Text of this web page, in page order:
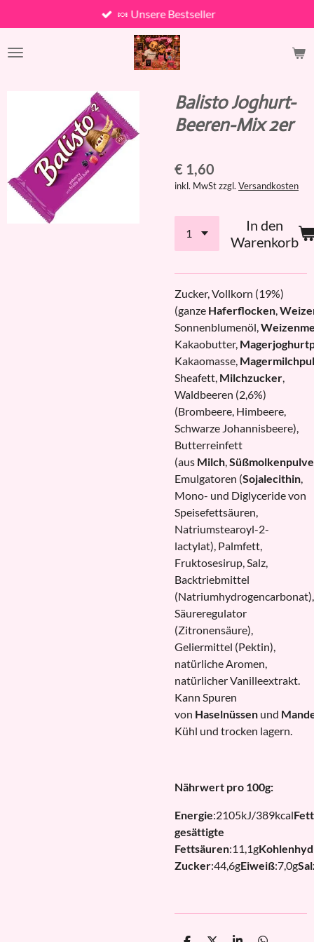
Hauptinhalt
springen
🍬 Unsere Bestseller
Balisto Joghurt-
Beeren-Mix 2er
€ 1,60
inkl. MwSt zzgl. Versandkosten
In den
Warenkorb
Zucker, Vollkorn (19%)
(ganze Haferflocken,
Sonnenblumenöl,
Kakaobutter,
Kakaomasse,
Sheafett, Milchzucker,
Waldbeeren (2,6%)
(Brombeere, Himbeere,
Schwarze Johannisbeere),
Butterreinfett
(aus Milch,
Emulgatoren (Sojalecithin,
Mono- und Diglyceride von
Speisefettsäuren,
Natriumstearoyl-2-
lactylat), Palmfett,
Fruktosesirup, Salz,
Backtriebmittel
(Natriumhydrogencarbonat),
Säureregulator
(Zitronensäure),
Geliermittel (Pektin),
natürliche Aromen,
natürlicher Vanilleextrakt.
Kann Spuren
von Haselnüssen und
Kühl und trocken lagern.
Nährwert pro 100g:
Energie:2105kJ/389kcalFett
gesättigte
Fettsäuren:11,1g
Zucker:44,6gEiweiß:7,0g